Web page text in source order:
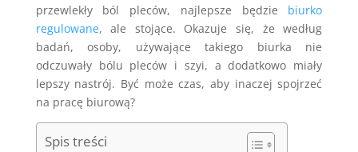
przewlekły ból pleców, najlepsze będzie biurko
regulowane, ale stojące. Okazuje się, że według
badań, osoby, używające takiego biurka nie
odczuwały bólu pleców i szyi, a dodatkowo miały
lepszy nastrój. Być może czas, aby inaczej spojrzeć
na pracę biurową?
Spis treści